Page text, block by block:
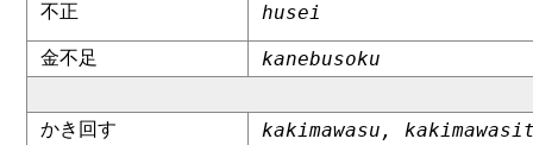
不正 husei
金不足 kanebusoku
かき回す kakimawasu,